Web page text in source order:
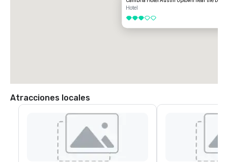
Hotel
3 de 5
Atracciones locales